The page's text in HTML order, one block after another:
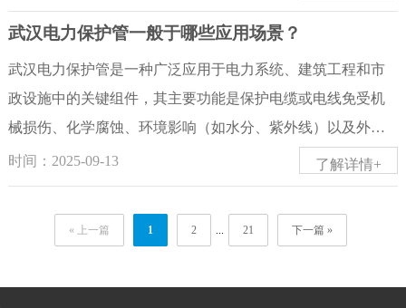
与手感1.柔韧性与弹性：高质量：用手弯曲时，感觉柔韧有
力，有良好的回弹性。即使弯曲到较大角度，松开后也能迅
速恢复原状，不易产生永久形变。低...
在耐冲击、耐压性能上表现卓越。地基下沉时，该材质管材
不易破裂且变形后复原性强，同时内部光滑减少摩擦，排水
速度快，环刚度显著优于普通塑料管材。从应用场景看，金
属波纹管适用于石油化工、天然气输送等高压重载领域；改
性聚丙烯波纹管更适配市政工程、化工建筑等腐蚀环境；HD
PE钢带波纹管则广泛用于铁路、高速公路渗排水及工业排污
水管。选择时需综合承重需求、环境腐蚀性及成本预算。武
汉鑫万通达波纹管厂家是一家专业的武汉波纹管厂家,主营武
尺寸、结构四个方面一一分析。一、材质1.HDPE（高密度聚
乙烯）：最常用，耐腐蚀、韧性好、寿命长，价格中等。是
市政排水、电力护套等的首选。2.PP（聚丙烯）：耐温性稍
好，在某些特定领域使用。3.PVC（聚氯乙烯）：价格较低，
但脆性大，耐低温性能差，多用于建筑排水等要求不高的场
合。4.金属波纹管（如不锈钢、碳钢）：用于要求高耐压、耐
高温的场合，如补偿器、汽车排气系统，价格远高于塑料波
纹管。5.材质新料与回料：使用全新料生产的波纹管性能稳
定，价格高；掺入回收料（回料）的波纹管成本低，价格便
武汉电力保护管一般于哪些应用场景？
武汉电力保护管是一种广泛应用于电力系统、建筑工程和市
政设施中的关键组件，其主要功能是保护电缆或电线免受机
械损伤、化学腐蚀、环境影响（如水分、紫外线）以及外力
挤压，同时起到绝缘和防火的作用。以下是其典型的应用场
景：一、城市电网与输配电系统在电力输配网络中，电力保
护管常用于埋地或架空电缆的敷设。例如，在城市道路、绿
化带或桥梁隧道中，电缆常被铺设于地下管道内，保护管能
了解详情+
时间：2025-09-13
« 上一篇 1 2 21 下一篇 »